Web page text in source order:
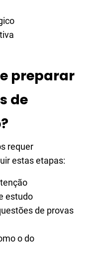
preparar
de
requer
estas etapas:
estudo
de provas
o do